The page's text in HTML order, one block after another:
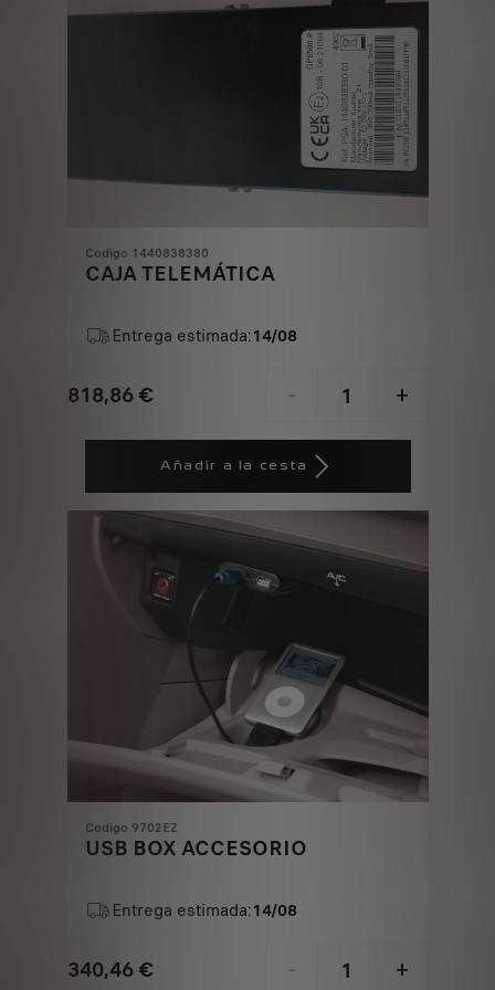
Codigo 1440838380
CAJA TELEMÁTICA
Entrega estimada:14/08
818,86 €
Price
€
- +
Quantity
1
Añadir a la cesta
Codigo 9702EZ
USB BOX ACCESORIO
Entrega estimada:14/08
340,46 € - +